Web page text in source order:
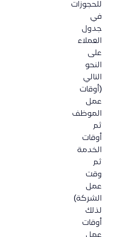
للحجوزات
في
جدول
العملاء
على
النحو
التالي
(أوقات
عمل
الموظف
ثم
أوقات
الخدمة
ثم
وقت
عمل
الشركة)
لذلك
أوقات
عمل